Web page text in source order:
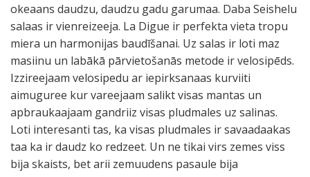
okeaans daudzu, daudzu gadu garumaa. Daba Seishelu
salaas ir vienreizeeja. La Digue ir perfekta vieta tropu
miera un harmonijas baudīšanai. Uz salas ir loti maz
masiinu un labākā pārvietošanās metode ir velosipēds.
Izzireejaam velosipedu ar iepirksanaas kurviiti
aimuguree kur vareejaam salikt visas mantas un
apbraukaajaam gandriiz visas pludmales uz salinas.
Loti interesanti tas, ka visas pludmales ir savaadaakas
taa ka ir daudz ko redzeet. Un ne tikai virs zemes viss
bija skaists, bet arii zemuudens pasaule bija